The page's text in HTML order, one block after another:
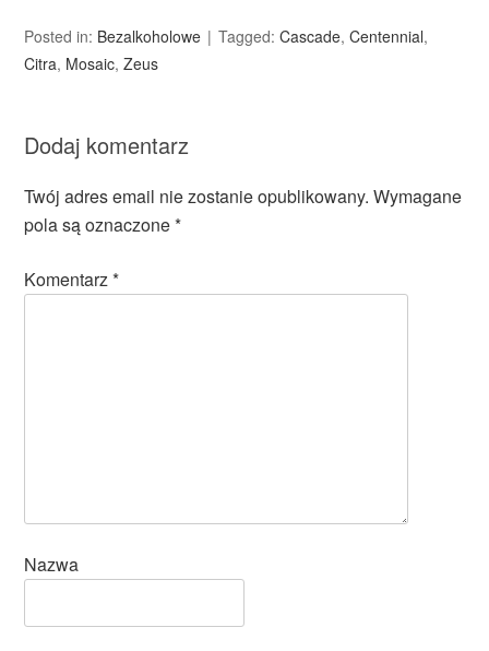
Posted in: Bezalkoholowe Tagged:Cascade,Centennial,
Citra, Mosaic,Zeus
Dodaj komentarz
Twój adres email nie zostanie opublikowany. Wymagane
pola są oznaczone*
Komentarz*
Nazwa